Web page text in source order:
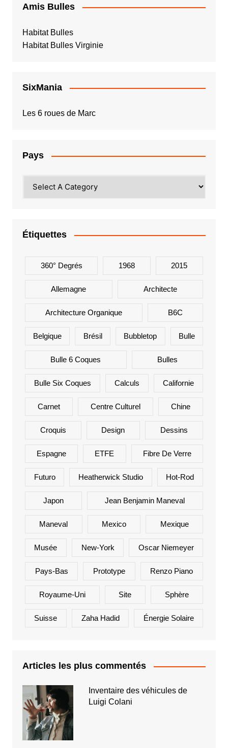
Amis Bulles
Habitat Bulles
Habitat Bulles Virginie
SixMania
Les 6 roues de Marc
Pays
Étiquettes
360° Degrés 1968 2015
Allemagne Architecte
Architecture Organique B6C
Belgique Brésil Bubbletop Bulle
Bulle 6 Coques Bulles
Bulle Six Coques Calculs Californie
Carnet Centre Culturel Chine
Croquis Design Dessins
Espagne ETFE Fibre De Verre
Futuro Heatherwick Studio Hot-Rod
Japon Jean Benjamin Maneval
Maneval Mexico Mexique
Musée New-York Oscar Niemeyer
Pays-Bas Prototype Renzo Piano
Royaume-Uni Site Sphère
Suisse Zaha Hadid Énergie Solaire
Articles les plus commentés
Inventaire des véhicules de
Luigi Colani